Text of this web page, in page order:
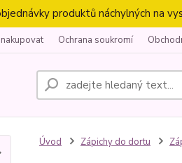
produktů náchylných na
nakupovat Ochrana soukromí
Úvod Zápichy do dortu